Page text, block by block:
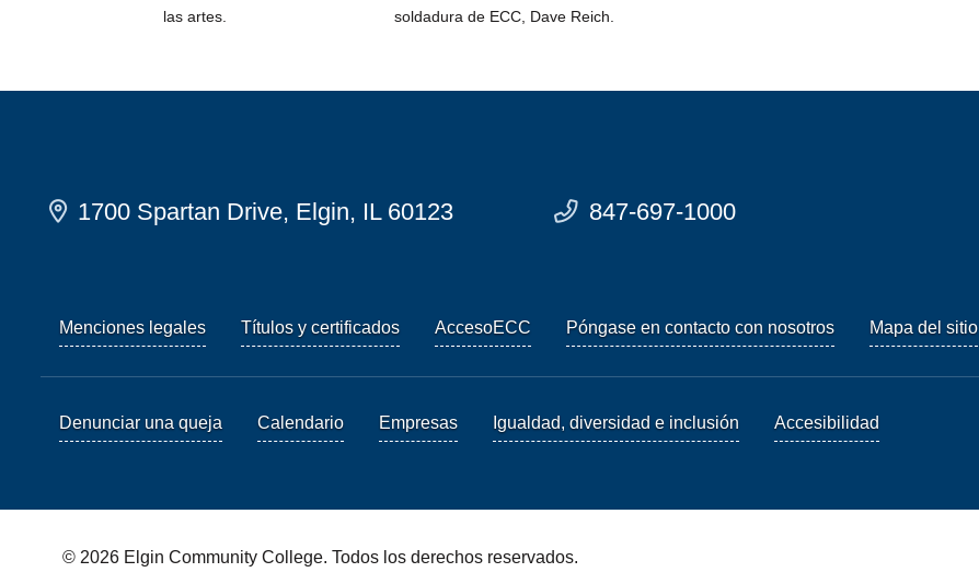
las artes.
soldadura de ECC, Dave Reich.
1700 Spartan Drive, Elgin, IL 60123 847-697-1000
Menciones legales Títulos y certificados AccesoECC Póngase en contacto con nosotros Mapa del sitio
Denunciar una queja Calendario Empresas Igualdad, diversidad e inclusión Accesibilidad
© 2026 Elgin Community College. Todos los derechos reservados.